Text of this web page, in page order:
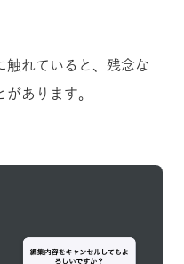
触れていると、残念な
あります。